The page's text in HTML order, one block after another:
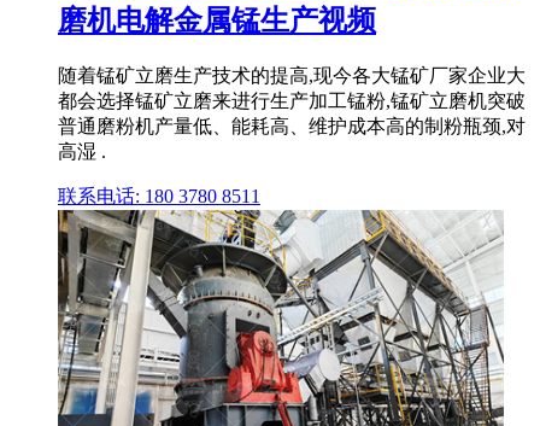
磨机电解金属锰生产视频
随着锰矿立磨生产技术的提高,现今各大锰矿厂家企业大
都会选择锰矿立磨来进行生产加工锰粉,锰矿立磨机突破
普通磨粉机产量低、能耗高、维护成本高的制粉瓶颈,对
高湿 .
联系电话: 180 3780 8511